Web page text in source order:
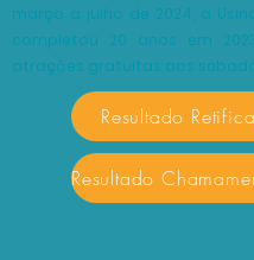
março a julho de 2024, a
completou 20 anos em
atrações gratuitas aos
Resultado